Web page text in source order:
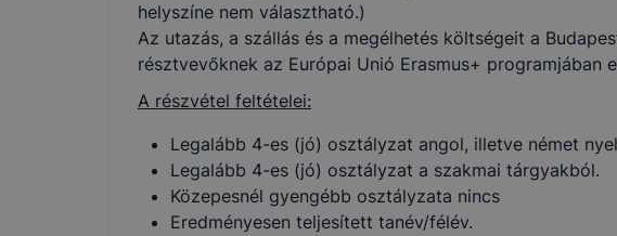
helyszíne nem választható.)
Az utazás, a szállás és a megélhetés költségeit a
résztvevőknek az Európai Unió Erasmus+ programjában
A részvétel feltételei:
Legalább 4-es (jó) osztályzat angol, illetve német
Legalább 4-es (jó) osztályzat a szakmai tárgyakból.
Közepesnél gyengébb osztályzata nincs
Eredményesen teljesített tanév/félév.